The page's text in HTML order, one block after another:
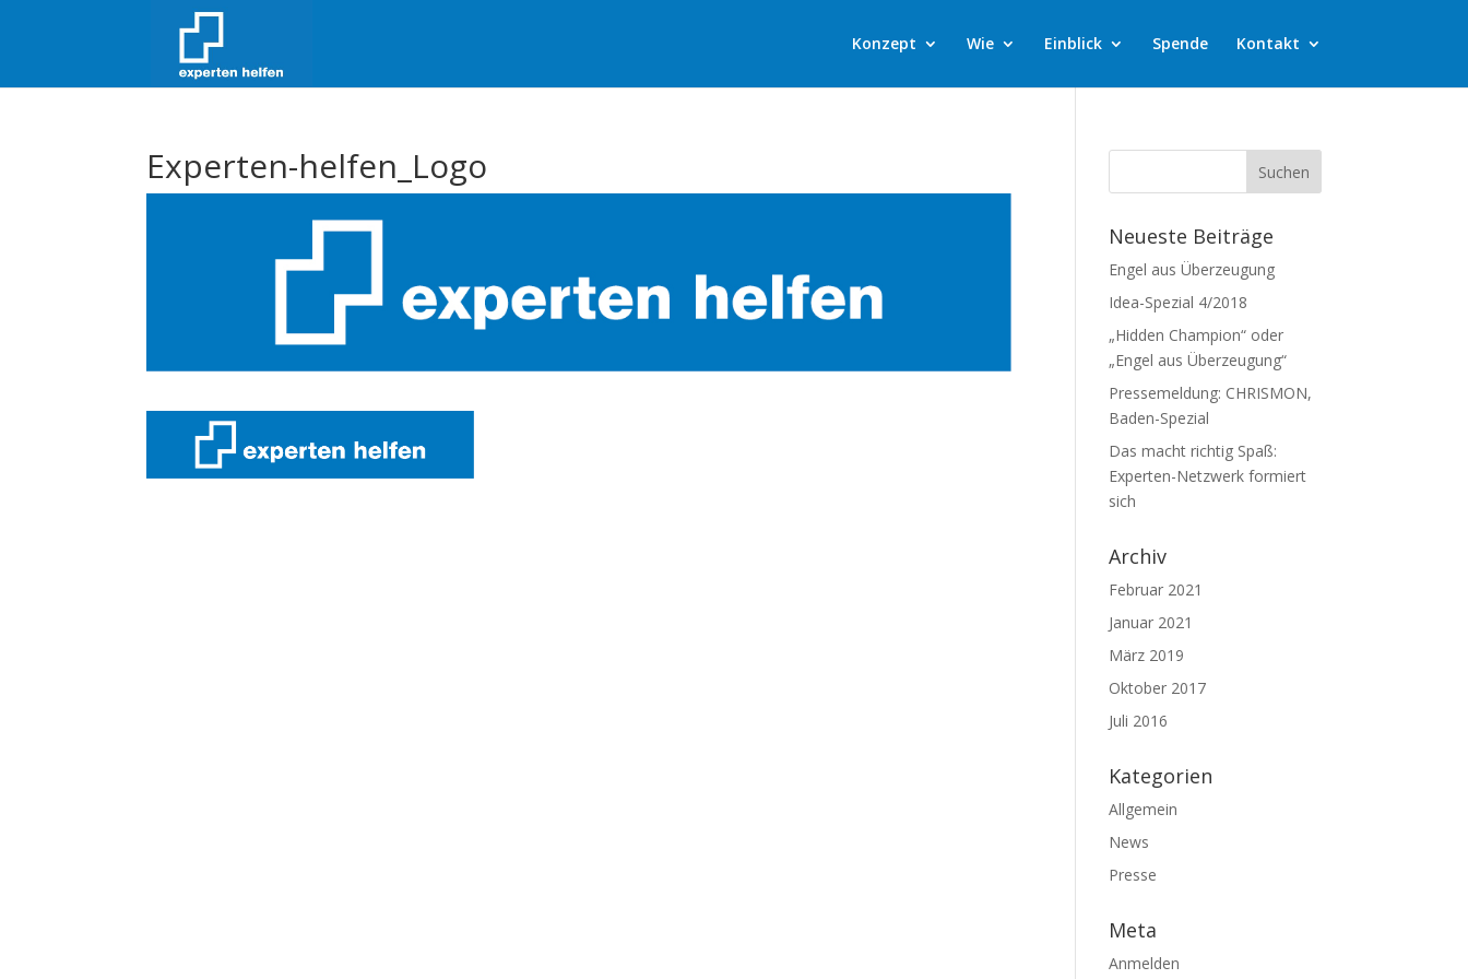
Konzept Wie Einblick Spende Kontakt
Experten-helfen_Logo
Neueste Beiträge
Engel aus Überzeugung
Idea-Spezial 4/2018
„Hidden Champion“ oder
„Engel aus Überzeugung“
Pressemeldung: CHRISMON,
Baden-Spezial
Das macht richtig Spaß:
Experten-Netzwerk formiert
sich
Archiv
Februar 2021
Januar 2021
März 2019
Oktober 2017
Juli 2016
Kategorien
Allgemein
News
Presse
Meta
Anmelden